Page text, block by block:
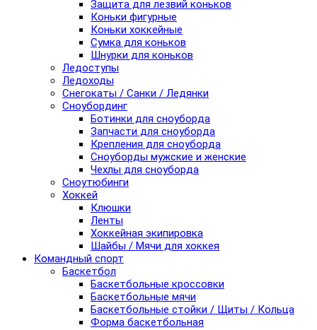
Защита для лезвий коньков
Коньки фигурные
Коньки хоккейные
Сумка для коньков
Шнурки для коньков
Ледоступы
Ледоходы
Снегокаты / Санки / Ледянки
Сноубординг
Ботинки для сноуборда
Запчасти для сноуборда
Крепления для сноуборда
Сноуборды мужские и женские
Чехлы для сноуборда
Сноутюбинги
Хоккей
Клюшки
Ленты
Хоккейная экипировка
Шайбы / Мячи для хоккея
Командный спорт
Баскетбол
Баскетбольные кроссовки
Баскетбольные мячи
Баскетбольные стойки / Щиты / Кольца
Форма баскетбольная